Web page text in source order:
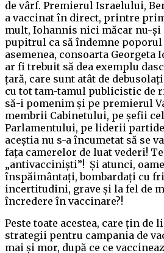
de vârf. Premierul Israelului,
a vaccinat în direct, printre
mult, Iohannis nici măcar nu-și
pupitrul ca să îndemne poporul
asemenea, consoarta Georgeta
ar fi trebuit să dea exemplu
țară, care sunt atât de
cu tot tam-tamul publicistic de
să-i pomenim și pe premierul
membrii Cabinetului, pe șefii
Parlamentului, pe liderii
aceștia nu s-a încumetat să se
fața camerelor de luat vederi!
„antivacciniști”! Și atunci,
înspăimântați, bombardați cu
incertitudini, grave și la fel de
încredere în vaccinare?!
Peste toate acestea, care țin de
strategii pentru campania de
mai și mor, după ce ce